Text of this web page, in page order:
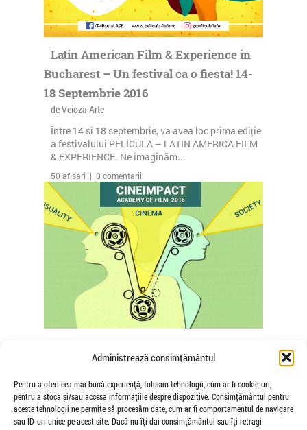
Administrează consimțământul
Pentru a oferi cea mai bună experiență, folosim tehnologii, cum ar fi cookie-uri,
pentru a stoca și/sau accesa informațiile despre dispozitive. Consimțământul pentru
aceste tehnologii ne permite să procesăm date, cum ar fi comportamentul de navigare
sau ID-uri unice pe acest site. Dacă nu îți dai consimțământul sau îți retragi
Latin American Film & Experience in
Bucharest – Un festival ca o fiesta! 14-
18 Septembrie 2016
de Veioza Arte
Între 14 și 18 septembrie, va avea loc prima ediție
a festivalului PELÍCULA – LATIN AMERICA FILM
& EXPERIENCE. Ne imaginăm...
50 afisari | 0 comentarii
de Film CINEIMPACT (deadline 15
August)
de Veioza Arte
În perioada 3-18 septembrie 2016 aveți șansa să